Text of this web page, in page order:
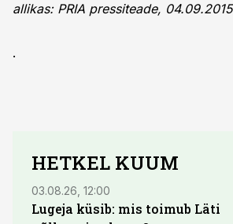
allikas: PRIA pressiteade, 04.09.2015
.
HETKEL KUUM
03.08.26, 12:00
Lugeja küsib: mis toimub Läti